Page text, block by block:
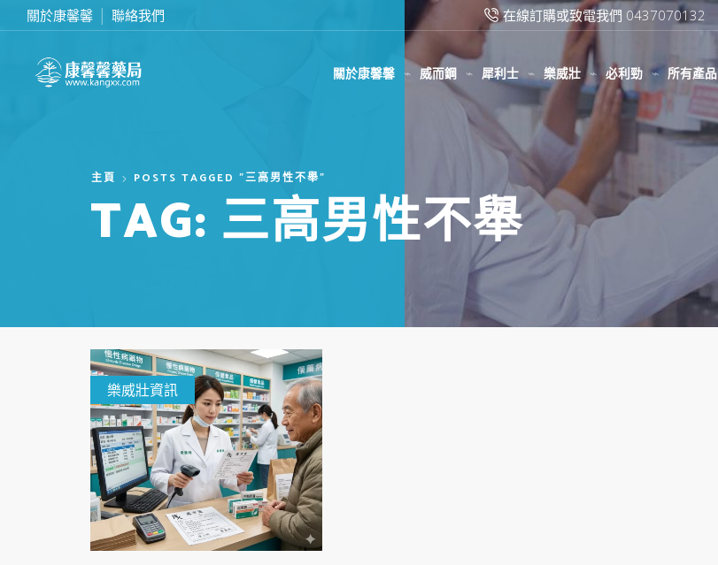
關於康馨馨 聯絡我們 在線訂購或致電我們 0437070132
關於康馨馨 威而鋼 犀利士 樂威壯 必利勁 所有產品
主頁 POSTS TAGGED "三高男性不舉"
TAG: 三高男性不舉
樂威壯資訊